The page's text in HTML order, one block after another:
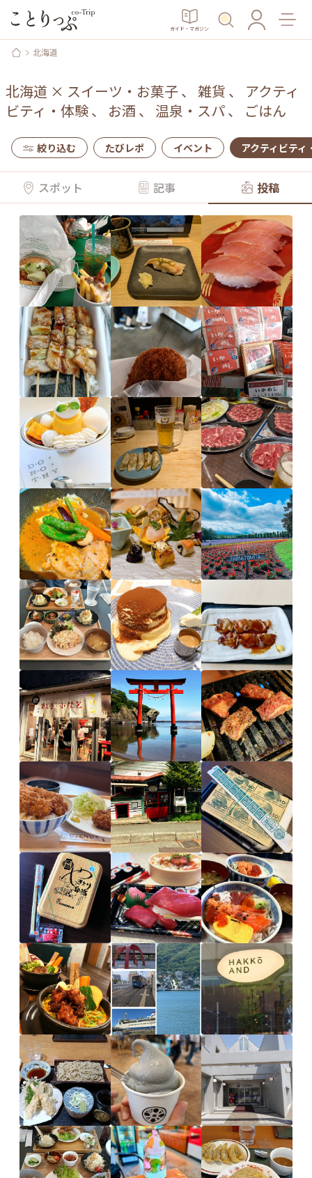
ガイド・マガジン
北海道
北海道 × スイーツ・お菓子、 雑貨 、 アクティ
ビティ・体験、 お酒 、 温泉・スパ、 ごはん
絞り込む たびレポ イベント アクティビティ
スポット 記事 投稿